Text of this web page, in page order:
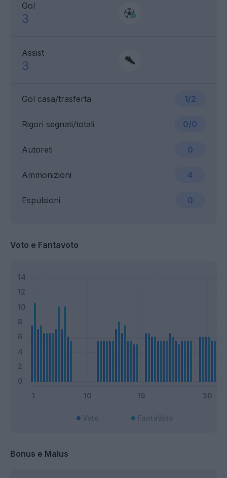
Gol
3
Assist
3
Gol casa/trasferta 1/2
Ammonizioni 4
Rigori segnati/totali 0/0
Espulsioni 0
Autoreti 0
Voto e Fantavoto
Bonus e Malus